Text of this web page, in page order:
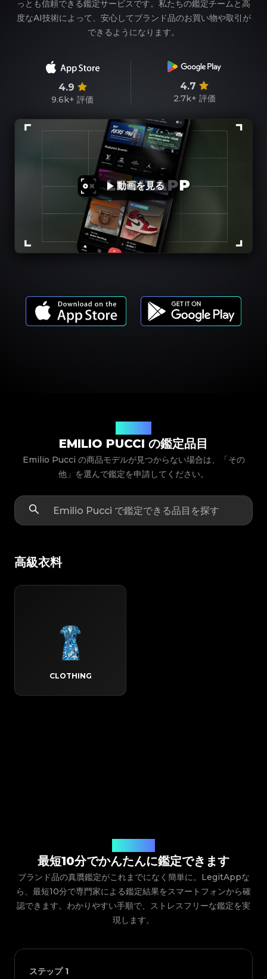
っとも信頼できる鑑定サービスです。私たちの鑑定チームと高
度なAI技術によって、安心してブランド品のお買い物や取引が
できるようになります。
4.9
9.6k+ 評価
4.7
2.7k+ 評価
動画を見る
EMILIO PUCCI の鑑定品目
Emilio Pucci の商品モデルが見つからない場合は、「その
他」を選んで鑑定を申請してください。
高級衣料
CLOTHING
最短10分でかんたんに鑑定できます
ブランド品の真贋鑑定がこれまでになく簡単に。LegitAppな
ら、最短10分で専門家による鑑定結果をスマートフォンから確
認できます。わかりやすい手順で、ストレスフリーな鑑定を実
現します。
ステップ 1